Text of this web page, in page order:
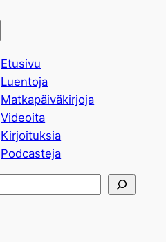
Etusivu
Luentoja
Matkapäiväkirjoja
Videoita
Kirjoituksia
Podcasteja